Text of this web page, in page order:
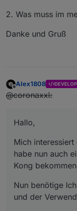
2. Was muss im
Danke und Gruß
Alex1808
@coronaxxl:
Hallo,
Mich interessiert
habe nun auch
Kong
Nun benötige
und der